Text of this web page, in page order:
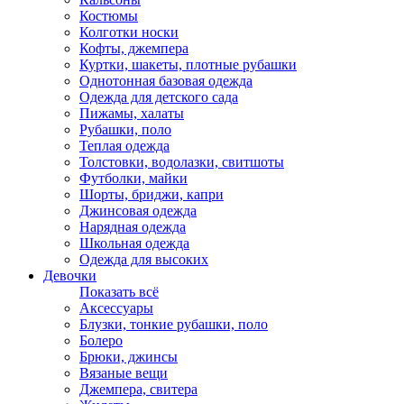
Костюмы
Колготки носки
Кофты, джемпера
Куртки, шакеты, плотные рубашки
Однотонная базовая одежда
Одежда для детского сада
Пижамы, халаты
Рубашки, поло
Теплая одежда
Толстовки, водолазки, свитшоты
Футболки, майки
Шорты, бриджи, капри
Джинсовая одежда
Нарядная одежда
Школьная одежда
Одежда для высоких
Девочки
Показать всё
Аксессуары
Блузки, тонкие рубашки, поло
Болеро
Брюки, джинсы
Вязаные вещи
Джемпера, свитера